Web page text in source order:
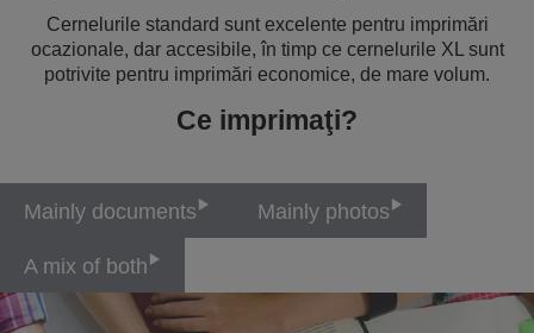
Cernelurile standard sunt excelente pentru imprimări
ocazionale, dar accesibile, în timp ce cernelurile XL sunt
potrivite pentru imprimări economice, de mare volum.
Ce imprimaţi?
Mainly documents Mainly photos
A mix of both